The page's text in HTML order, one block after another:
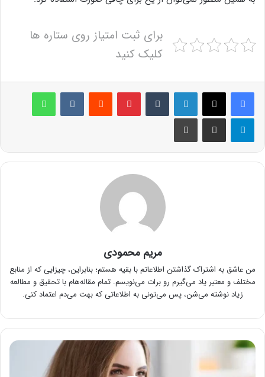
برای ثبت امتیاز روی ستاره ها
کلیک کنید
لینکدین ‫تامبلر پینترست‫رددیت ‫VKontakteواتس آپ
تلگرام اشتراک گذاری از طریق ایمیل چاپ
مریم محمودی
من عاشق به اشتراک گذاشتن اطلاعاتم با بقیه هستم؛ بنابراین، چیزایی که از منابع
مختلف و معتبر یاد می‌گیرم رو برات می‌نویسم. تمام مقاله‌هام با تحقیق و مطالعه
زیاد نوشته می‌شن، پس می‌تونی به اطلاعاتی که بهت می‌دم اعتماد کنی.
چاقی